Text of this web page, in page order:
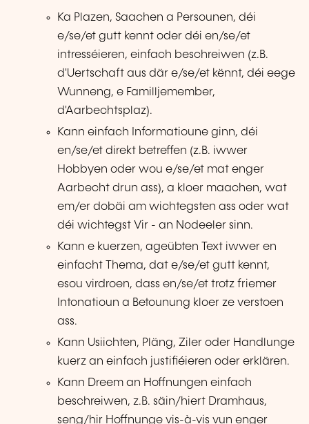
Ka Plazen, Saachen a Persounen, déi
e/se/et gutt kennt oder déi en/se/et
intresséieren, einfach beschreiwen (z.B.
d'Uertschaft aus där e/se/et kënnt, déi eege
Wunneng, e Familljemember,
d'Aarbechtsplaz).
Kann einfach Informatioune ginn, déi
en/se/et direkt betreffen (z.B. iwwer
Hobbyen oder wou e/se/et mat enger
Aarbecht drun ass), a kloer maachen, wat
em/er dobäi am wichtegsten ass oder wat
déi wichtegst Vir - an Nodeeler sinn.
Kann e kuerzen, ageübten Text iwwer en
einfacht Thema, dat e/se/et gutt kennt,
esou virdroen, dass en/se/et trotz friemer
Intonatioun a Betounung kloer ze verstoen
ass.
Kann Usiichten, Pläng, Ziler oder Handlunge
kuerz an einfach justifiéieren oder erklären.
Kann Dreem an Hoffnungen einfach
beschreiwen, z.B. säin/hiert Dramhaus,
seng/hir Hoffnunge vis-à-vis vun enger